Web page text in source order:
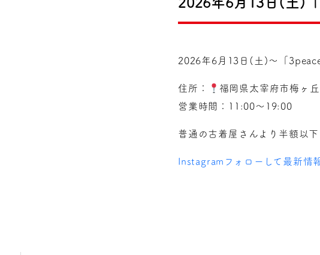
2026年6月13日(土)
2026年6月13日(土)〜「
住所：
福岡県太宰府市梅ヶ
営業時間：11:00～19:00
普通の古着屋さんより半額以
Instagramフォローして最新情